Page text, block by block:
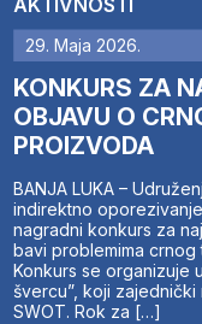
AKTIVNOSTI
29. Maja 2026.
KONKURS ZA
OBJAVU O
PROIZVODA
BANJA LUKA –
indirektno
nagradni konkurs za
bavi problemima
Konkurs se organizuje
švercu”, koji zajednički
SWOT. Rok za […]